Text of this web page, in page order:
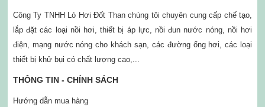
Công Ty TNHH Lò Hơi Đốt Than chúng tôi chuyên cung cấp chế tạo,
lắp đặt các loại nồi hơi, thiết bị áp lực, nồi đun nước nóng, nồi hơi
điện, mạng nước nóng cho khách sạn, các đường ống hơi, các loại
thiết bị khử bụi có chất lượng cao,...
THÔNG TIN - CHÍNH SÁCH
Hướng dẫn mua hàng